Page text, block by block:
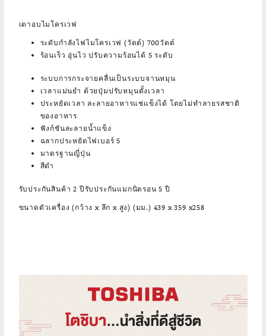
เตาอบไมโครเวฟ
ระดับกำลังไฟไมโครเวฟ (วัตต์) 700วัตต์
ร้อนเร็ว อุ่นไว ปรับความร้อนได้ 5 ระดับ
ระบบการกระจายคลื่นเป็นระบบจานหมุน
เวลาแม่นยำ ด้วยปุ่มปรับหมุนตั้งเวลา
ประหยัดเวลา ละลายอาหารแช่แข็งได้ โดยไม่ทำลายรสชาติ
ของอาหาร
ฟังก์ชันละลายน้ำแข็ง
ฉลากประหยัดไฟเบอร์ 5
มาตรฐานญี่ปุ่น
สีดำ
รับประกันสินค้า 2 ปีรับประกันแมกนิตรอน 5 ปี
ขนาดตัวเครื่อง (กว้าง x ลึก x สูง) (มม.) 439 x 359 x258